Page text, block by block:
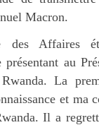
Macron.
des Affaires
au
La
et ma
Il a